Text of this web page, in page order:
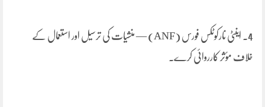
4. اینٹی نارکوٹکس فورس (ANF) — منشیات کی ترسیل اور استعمال کے
خلاف مؤثر کارروائی کرے۔